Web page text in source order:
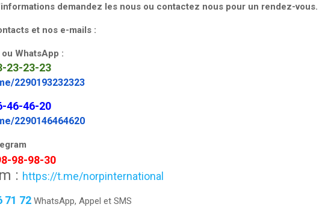
demandez les nous ou contactez nous pour un rendez-vous.
et nos e-mails :
WhatsApp :
23-23-23
2290193232323
46-46-20
2290146464620
98-98-30
: https://t.me/norpinternational
71 72 WhatsApp, Appel et SMS